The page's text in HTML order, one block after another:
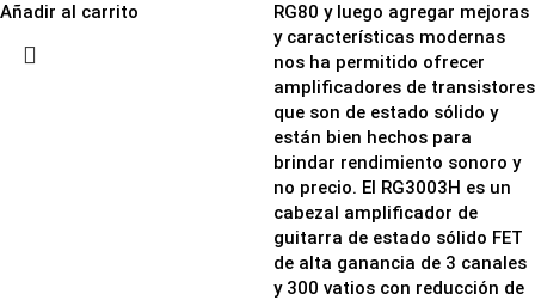
Añadir al carrito
RG80 y luego agregar mejoras
y características modernas
nos ha permitido ofrecer
amplificadores de transistores
que son de estado sólido y
están bien hechos para
brindar rendimiento sonoro y
no precio. El RG3003H es un
cabezal amplificador de
guitarra de estado sólido FET
de alta ganancia de 3 canales
y 300 vatios con reducción de